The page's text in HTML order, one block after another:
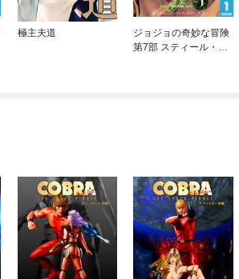
極主夫道
ジョジョの奇妙な冒険
第7部 スティール・ボ